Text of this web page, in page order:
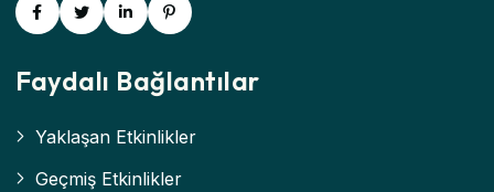
Faydalı Bağlantılar
Yaklaşan Etkinlikler
Geçmiş Etkinlikler